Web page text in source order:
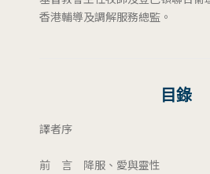
香港輔導及調解服務總監。
目錄
譯者序
前 言 降服、愛與靈性